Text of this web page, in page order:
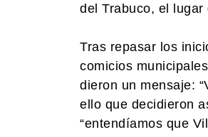
del Trabuco, el
Tras repasar los
comicios
dieron un mensaje:
ello que decidieron
“entendíamos que